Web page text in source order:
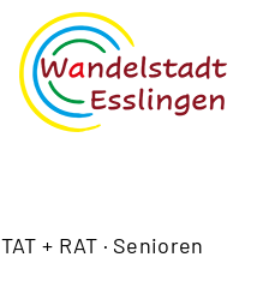
TAT + RAT · Senioren